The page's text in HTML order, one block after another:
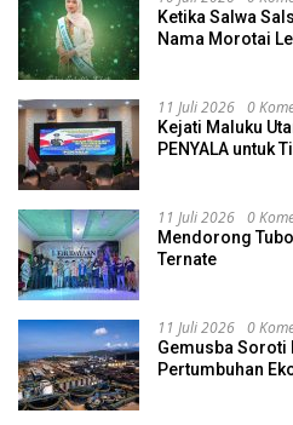
Ketika Salwa
Nama Morotai
11 Juli 2026 0
Kejati Maluku
PENYALA untuk
11 Juli 2026 0
Mendorong
Ternate
11 Juli 2026 0
Gemusba Soroti
Pertumbuhan